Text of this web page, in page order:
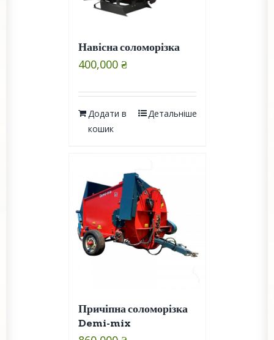
Навісна соломорізка
400,000 ₴
Додати в
кошик
Детальніше
Причіпна соломорізка
Demi-mix